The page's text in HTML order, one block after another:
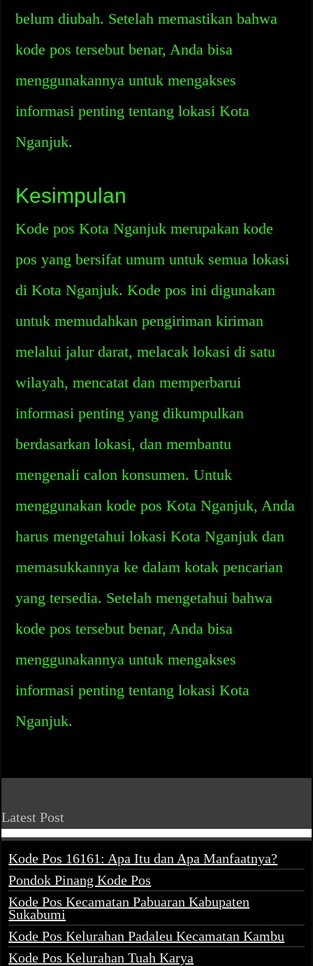
belum diubah. Setelah memastikan bahwa
kode pos tersebut benar, Anda bisa
menggunakannya untuk mengakses
informasi penting tentang lokasi Kota
Nganjuk.
Kesimpulan
Kode pos Kota Nganjuk merupakan kode
pos yang bersifat umum untuk semua lokasi
di Kota Nganjuk. Kode pos ini digunakan
untuk memudahkan pengiriman kiriman
melalui jalur darat, melacak lokasi di satu
wilayah, mencatat dan memperbarui
informasi penting yang dikumpulkan
berdasarkan lokasi, dan membantu
mengenali calon konsumen. Untuk
menggunakan kode pos Kota Nganjuk, Anda
harus mengetahui lokasi Kota Nganjuk dan
memasukkannya ke dalam kotak pencarian
yang tersedia. Setelah mengetahui bahwa
kode pos tersebut benar, Anda bisa
menggunakannya untuk mengakses
informasi penting tentang lokasi Kota
Nganjuk.
Latest Post
Kode Pos 16161: Apa Itu dan Apa Manfaatnya?
Pondok Pinang Kode Pos
Kode Pos Kecamatan Pabuaran Kabupaten
Sukabumi
Kode Pos Kelurahan Padaleu Kecamatan Kambu
Kode Pos Kelurahan Tuah Karya